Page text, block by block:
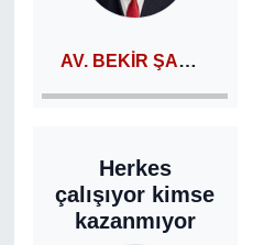
AV. BEKIR ŞAHINER
Herkes
çalışıyor kimse
kazanmıyor